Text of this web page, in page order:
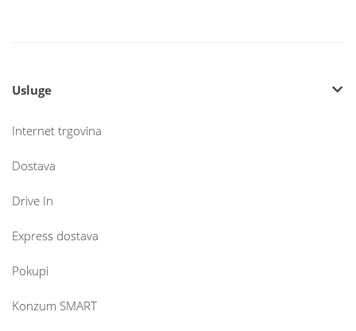
Usluge
Internet trgovina
Dostava
Drive In
Express dostava
Pokupi
Konzum SMART